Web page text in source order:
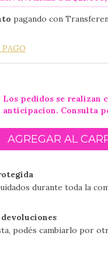
pagando con
Los pedidos se realizan
anticipacion. Consulta
durante toda la
podés cambiarlo por